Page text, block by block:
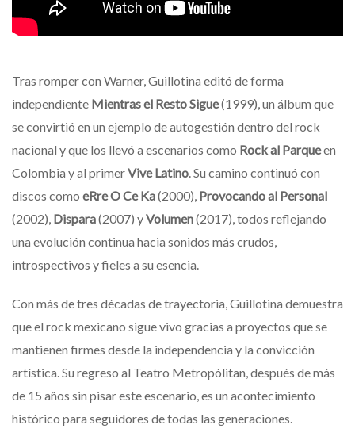
Tras romper con Warner, Guillotina editó de forma
independiente Mientras el Resto Sigue(1999), un álbum que
se convirtió en un ejemplo de autogestión dentro del rock
nacional y que los llevó a escenarios como Rock al Parqueen
Colombia y al primerVive Latino . Su camino continuó con
discos como eRre O Ce Ka(2000), Provocando al Personal
(2002), Dispara(2007) yVolumen(2017), todos reflejando
una evolución continua hacia sonidos más crudos,
introspectivos y fieles a su esencia.
Con más de tres décadas de trayectoria, Guillotina demuestra
que el rock mexicano sigue vivo gracias a proyectos que se
mantienen firmes desde la independencia y la convicción
artística. Su regreso al Teatro Metropólitan, después de más
de 15 años sin pisar este escenario, es un acontecimiento
histórico para seguidores de todas las generaciones.